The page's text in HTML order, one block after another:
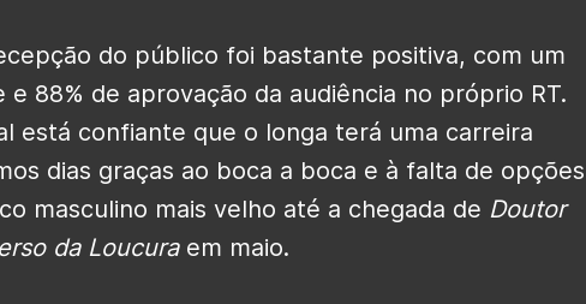
do público foi bastante positiva, com um
e 88% de aprovação da audiência no próprio RT.
está confiante que o longa terá uma carreira
dias graças ao boca a boca e à falta de opções
masculino mais velho até a chegada de Doutor
da Loucuraem maio.